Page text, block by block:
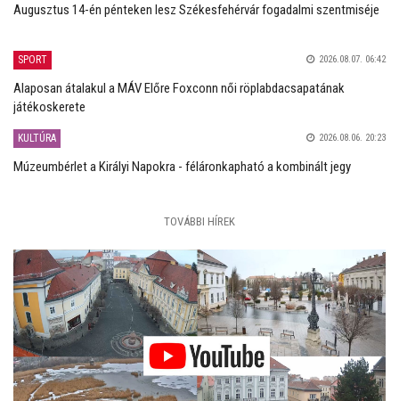
Augusztus 14-én pénteken lesz Székesfehérvár fogadalmi szentmiséje
SPORT 2026.08.07. 06:42
Alaposan átalakul a MÁV Előre Foxconn női röplabdacsapatának
játékoskerete
KULTÚRA 2026.08.06. 20:23
Múzeumbérlet a Királyi Napokra - féláronkapható a kombinált jegy
TOVÁBBI HÍREK